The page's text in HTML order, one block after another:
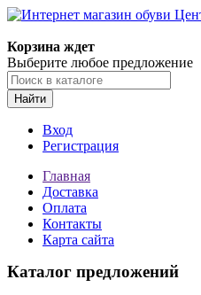
Корзина ждет
Выберите любое предложение
Найти
Вход
Регистрация
Главная
Доставка
Оплата
Контакты
Карта сайта
Каталог предложений